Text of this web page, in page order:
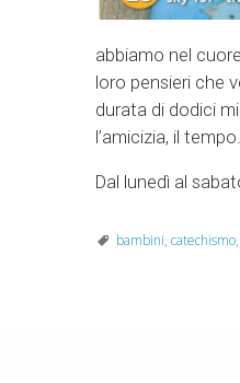
abbiamo nel
loro pensieri che
durata di dodici
l’amicizia, il tempo…
Dal lunedì al
bambini, catechismo,